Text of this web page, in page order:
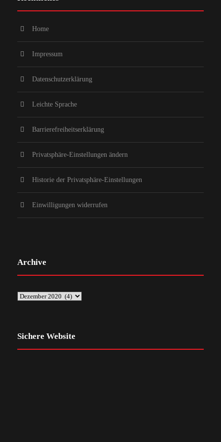
Home
Impressum
Datenschutzerklärung
Leichte Sprache
Barrierefreiheitserklärung
Privatsphäre-Einstellungen ändern
Historie der Privatsphäre-Einstellungen
Einwilligungen widerrufen
Archive
Sichere Website